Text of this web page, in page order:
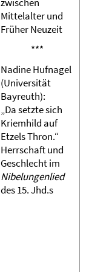
Mittelalter und
Früher Neuzeit
***
Nadine Hufnagel
(Universität
Bayreuth):
„Da setzte sich
Kriemhild auf
Etzels Thron.“
Herrschaft und
Geschlecht im
Nibelungenlied
des 15. Jhd.s